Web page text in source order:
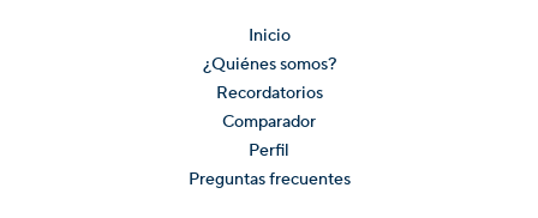
Inicio
¿Quiénes somos?
Recordatorios
Comparador
Perfil
Preguntas frecuentes